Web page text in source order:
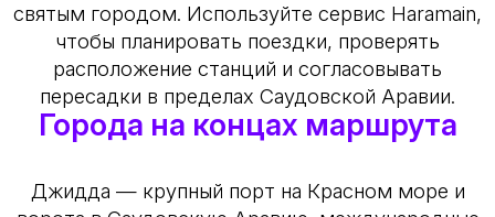
святым городом. Используйте сервис Haramain,
чтобы планировать поездки, проверять
расположение станций и согласовывать
пересадки в пределах Саудовской Аравии.
Города на концах маршрута
Джидда — крупный порт на Красном море и